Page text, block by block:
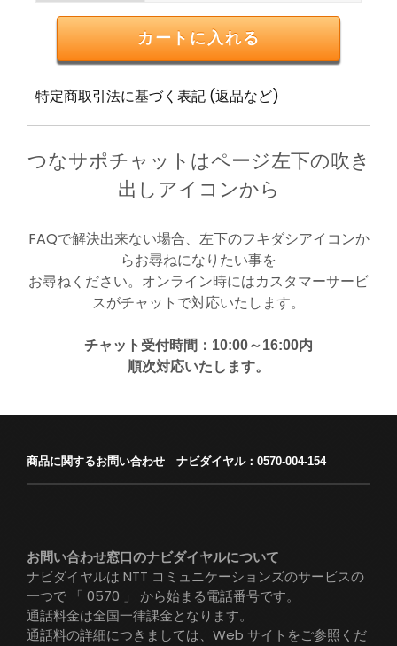
特定商取引法に基づく表記 (返品など)
つなサポチャットはページ左下の吹き
出しアイコンから
FAQで解決出来ない場合、左下のフキダシアイコンか
らお尋ねになりたい事を
お尋ねください。オンライン時にはカスタマーサービ
スがチャットで対応いたします。
チャット受付時間：10:00～16:00内
順次対応いたします。
商品に関するお問い合わせ ナビダイヤル：0570-004-154
お問い合わせ窓口のナビダイヤルについて
ナビダイヤルは NTT コミュニケーションズのサービスの
一つで 「 0570 」 から始まる電話番号です。
通話料金は全国一律課金となります。
通話料の詳細につきましては、Web サイトをご参照くだ